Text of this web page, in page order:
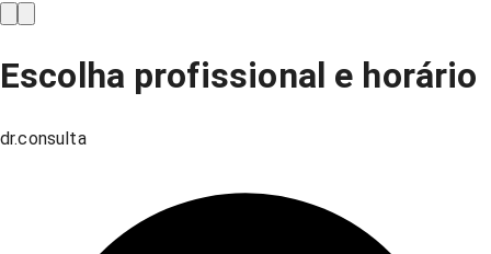
Escolha profissional e horário
dr.consulta